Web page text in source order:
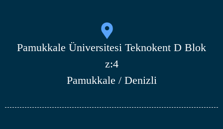
Pamukkale Üniversitesi Teknokent D Blok
z:4
Pamukkale / Denizli